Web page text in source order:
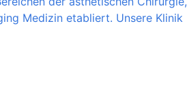
Medizin etabliert. Unsere Klinik